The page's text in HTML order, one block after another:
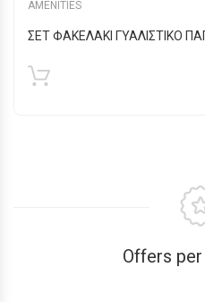
AMENITIES
ΣΕΤ ΦΑΚΕΛΑΚΙ ΓΥΑΛΙΣΤΙΚΟ
Offers